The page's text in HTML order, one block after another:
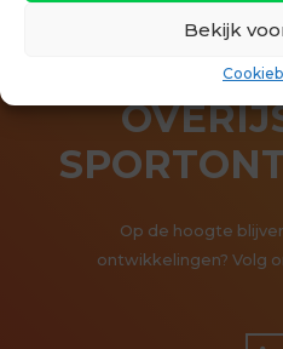
Bekijk
Op de hoogte
ontwikkelingen? Volg